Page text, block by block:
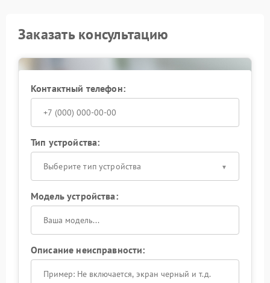
Заказать консультацию
Контактный телефон:
Тип устройства:
Выберите тип устройства
Модель устройства:
Описание неисправности: